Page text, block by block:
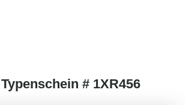
Typenschein # 1XR456